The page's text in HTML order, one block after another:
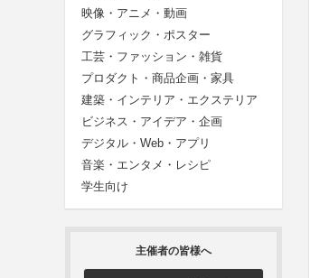
映像・アニメ・動画
グラフィック・ポスター
工芸・ファッション・雑貨
プロダクト・商品企画・家具
建築・インテリア・エクステリア
ビジネス・アイデア・企画
デジタル・Web・アプリ
音楽・エンタメ・レシピ
学生向け
主催者の皆様へ